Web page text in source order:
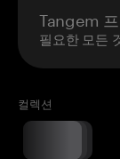
Tangem
필요한 모든
컬렉션